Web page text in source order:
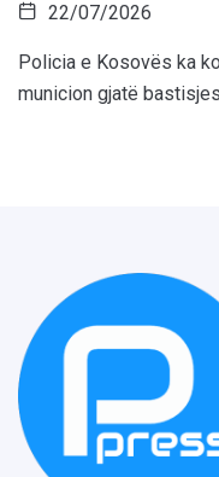
22/07/2026
Policia e Kosovës ka
municion gjatë